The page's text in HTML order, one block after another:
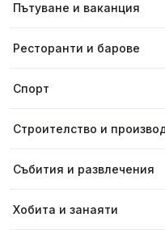
Пътуване и ваканция
Ресторанти и барове
Спорт
Строителство и
Събития и развлечения
Хобита и занаяти